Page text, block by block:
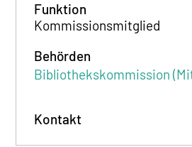
Funktion
Kommissionsmitglied
Behörden
Bibliothekskommission
Kontakt